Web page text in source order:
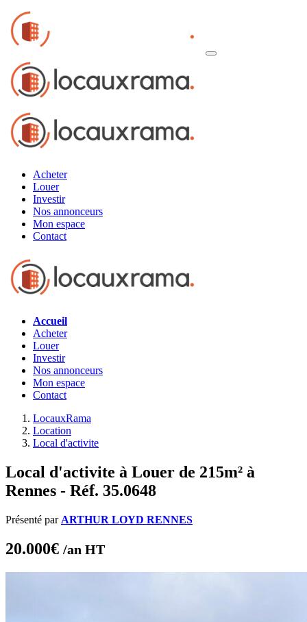
Acheter
Louer
Investir
Nos annonceurs
Mon espace
Contact
Accueil
Acheter
Louer
Investir
Nos annonceurs
Mon espace
Contact
LocauxRama
Location
Local d'activite
Local d'activite à Louer de 215m² à
Rennes - Réf. 35.0648
Présenté par ARTHUR LOYD RENNES
20.000€ /an HT